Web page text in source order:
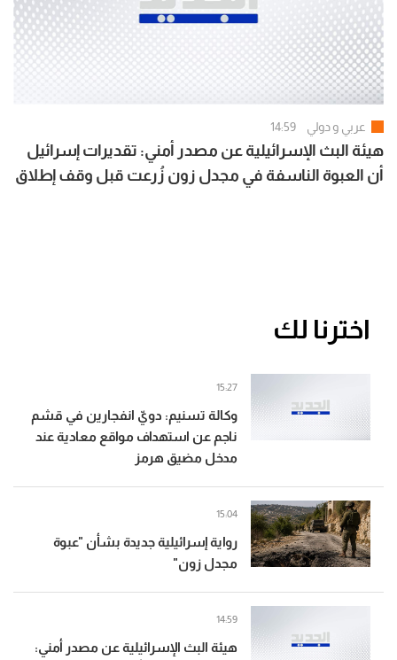
عربي و دولي 14:59
هيئة البث الإسرائيلية عن مصدر أمني: تقديرات إسرائيل
أن العبوة الناسفة في مجدل زون زُرعت قبل وقف إطلاق
اخترنا لك
وكالة تسنيم: دويّ انفجارين في قشم
ناجم عن استهداف مواقع معادية عند
مدخل مضيق هرمز
15:27
رواية إسرائيلية جديدة بشأن "عبوة
مجدل زون"
15:04
هيئة البث الإسرائيلية عن مصدر أمني:
14:59